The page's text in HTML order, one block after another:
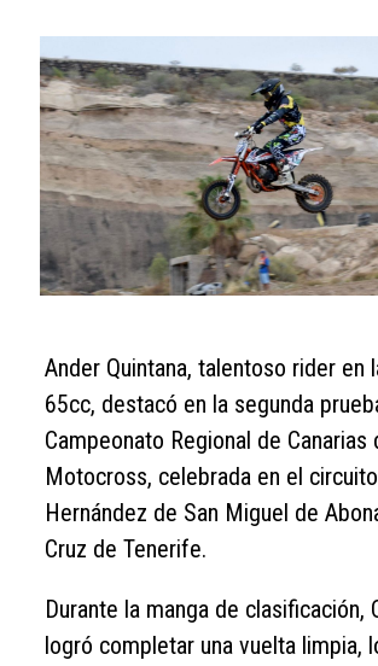
Ander Quintana, talentoso rider en
65cc, destacó en la segunda
Campeonato Regional de Canarias
Motocross, celebrada en el
Hernández de San Miguel de
Cruz de Tenerife.
Durante la manga de clasificación,
logró completar una vuelta limpia,